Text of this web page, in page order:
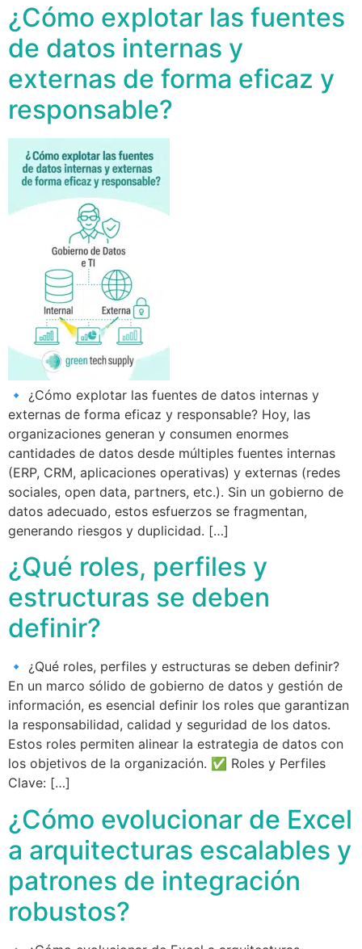
¿Cómo explotar las fuentes
de datos internas y
externas de forma eficaz y
responsable?
🔹 ¿Cómo explotar las fuentes de datos internas y
externas de forma eficaz y responsable? Hoy, las
organizaciones generan y consumen enormes
cantidades de datos desde múltiples fuentes internas
(ERP, CRM, aplicaciones operativas) y externas (redes
sociales, open data, partners, etc.). Sin un gobierno de
datos adecuado, estos esfuerzos se fragmentan,
generando riesgos y duplicidad. […]
¿Qué roles, perfiles y
estructuras se deben
definir?
🔹 ¿Qué roles, perfiles y estructuras se deben definir?
En un marco sólido de gobierno de datos y gestión de
información, es esencial definir los roles que garantizan
la responsabilidad, calidad y seguridad de los datos.
Estos roles permiten alinear la estrategia de datos con
los objetivos de la organización. ✅ Roles y Perfiles
Clave: […]
¿Cómo evolucionar de Excel
a arquitecturas escalables y
patrones de integración
robustos?